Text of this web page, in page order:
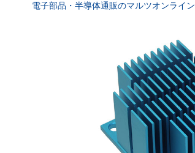
電子部品・半導体通販のマルツオンライン